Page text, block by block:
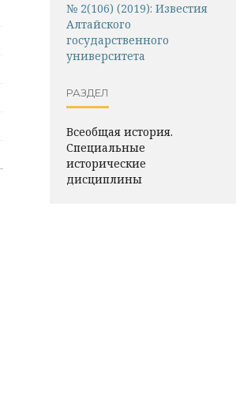
№ 2(106) (2019): Известия
Алтайского
государственного
университета
РАЗДЕЛ
Всеобщая история.
Специальные
исторические
дисциплины